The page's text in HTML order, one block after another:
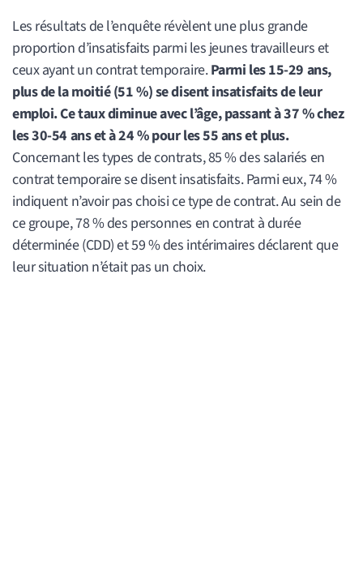
Les résultats de l’enquête révèlent une plus grande
proportion d’insatisfaits parmi les jeunes travailleurs et
ceux ayant un contrat temporaire.Parmi les 15-29 ans,
plus de la moitié (51 %) se disent insatisfaits de leur
emploi. Ce taux diminue avec l’âge, passant à 37 % chez
les 30-54 ans et à 24 % pour les 55 ans et plus.
Concernant les types de contrats, 85 % des salariés en
contrat temporaire se disent insatisfaits. Parmi eux, 74 %
indiquent n’avoir pas choisi ce type de contrat. Au sein de
ce groupe, 78 % des personnes en contrat à durée
déterminée (CDD) et 59 % des intérimaires déclarent que
leur situation n’était pas un choix.